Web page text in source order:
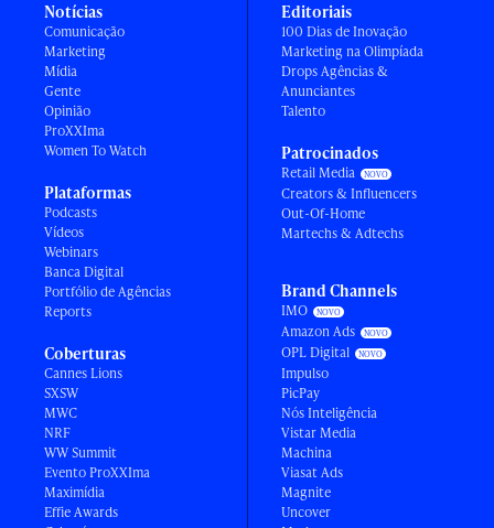
Notícias
Comunicação
Marketing
Mídia
Gente
Opinião
ProXXIma
Women To Watch
Plataformas
Podcasts
Vídeos
Webinars
Banca Digital
Portfólio de Agências
Reports
Coberturas
Cannes Lions
SXSW
MWC
NRF
WW Summit
Evento ProXXIma
Maximídia
Effie Awards
Editoriais
100 Dias de Inovação
Marketing na Olimpíada
Drops Agências &
Anunciantes
Talento
Patrocinados
Retail Media
Creators & Influencers
Out-Of-Home
Martechs & Adtechs
Brand Channels
IMO
Amazon Ads
OPL Digital
Impulso
PicPay
Nós Inteligência
Vistar Media
Machina
Viasat Ads
Magnite
Uncover